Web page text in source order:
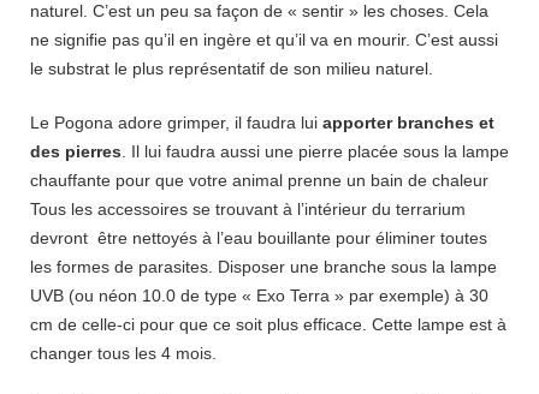
naturel. C’est un peu sa façon de « sentir » les choses. Cela
ne signifie pas qu’il en ingère et qu’il va en mourir. C’est aussi
le substrat le plus représentatif de son milieu naturel.
Le Pogona adore grimper, il faudra lui apporter branches et
des pierres . Il lui faudra aussi une pierre placée sous la lampe
chauffante pour que votre animal prenne un bain de chaleur
Tous les accessoires se trouvant à l’intérieur du terrarium
devront être nettoyés à l’eau bouillante pour éliminer toutes
les formes de parasites. Disposer une branche sous la lampe
UVB (ou néon 10.0 de type « Exo Terra » par exemple) à 30
cm de celle-ci pour que ce soit plus efficace. Cette lampe est à
changer tous les 4 mois.